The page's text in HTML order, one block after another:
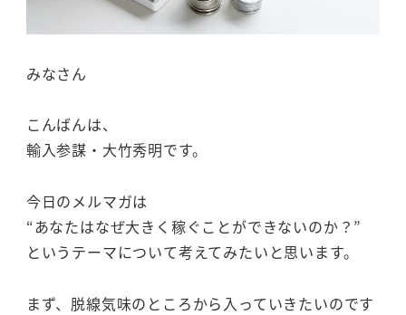
みなさん
こんばんは、
輸入参謀・大竹秀明です。
今日のメルマガは
“あなたはなぜ大きく稼ぐことができないのか？”
というテーマについて考えてみたいと思います。
まず、脱線気味のところから入っていきたいのです